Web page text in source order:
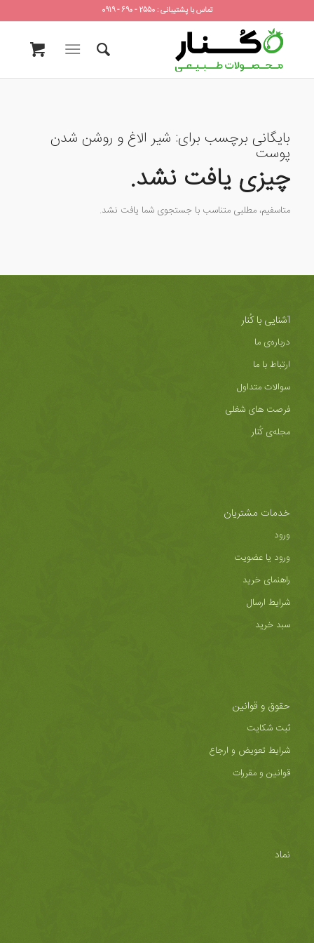
تماس با پشتیبانی : 2550 - 690 - 0919
بایگانی برچسب برای: شیر الاغ و روشن شدن
پوست
چیزی یافت نشد.
متاسفیم، مطلبی متناسب با جستجوی شما یافت نشد.
آشنایی با کُنار
درباره‌ی ما
ارتباط با ما
سوالات متداول
فرصت های شغلی
مجله‌ی کُنار
خدمات مشتریان
ورود
ورود یا عضویت
راهنمای خرید
شرایط ارسال
سبد خرید
حقوق و قوانین
ثبت شکایت
شرایط تعویض و ارجاع
قوانین و مقررات
نماد